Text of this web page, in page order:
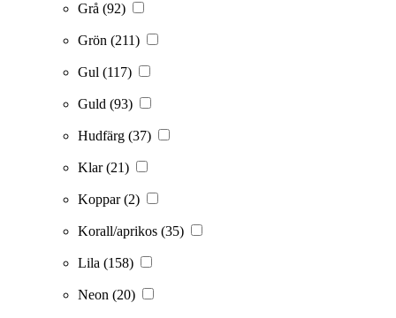
Grå (92)
Grön (211)
Gul (117)
Guld (93)
Hudfärg (37)
Klar(21)
Koppar(2)
Korall/aprikos (35)
Lila (158)
Neon (20)